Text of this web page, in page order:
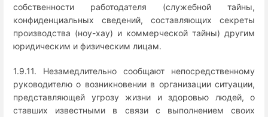
собственности работодателя (служебной тайны,
конфиденциальных сведений, составляющих секреты
производства (ноу-хау) и коммерческой тайны) другим
юридическим и физическим лицам.
1.9.11. Незамедлительно сообщают непосредственному
руководителю о возникновении в организации ситуации,
представляющей угрозу жизни и здоровью людей, о
ставших известными в связи с выполнением своих